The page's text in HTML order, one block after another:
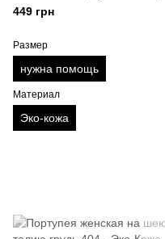
449 грн
Размер
нужна помощь
Материал
Эко-кожа